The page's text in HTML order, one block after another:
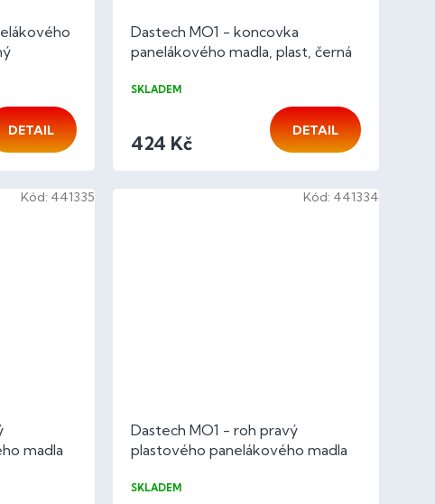
DETAIL
Dastech MO1 - koncovka
panelákového madla, plast, černá
SKLADEM
424 Kč
DETAIL
madla
Kód: 441335
Dastech MO1 - roh pravý
plastového panelákového madla
SKLADEM
Kód: 441334